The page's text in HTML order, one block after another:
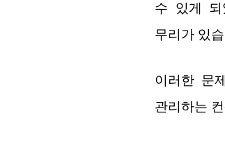
수 있게 되
무리가 있
이러한 문
관리하는